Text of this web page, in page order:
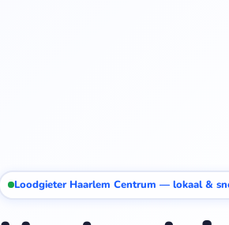
Loodgieter Haarlem Centrum — lokaal &